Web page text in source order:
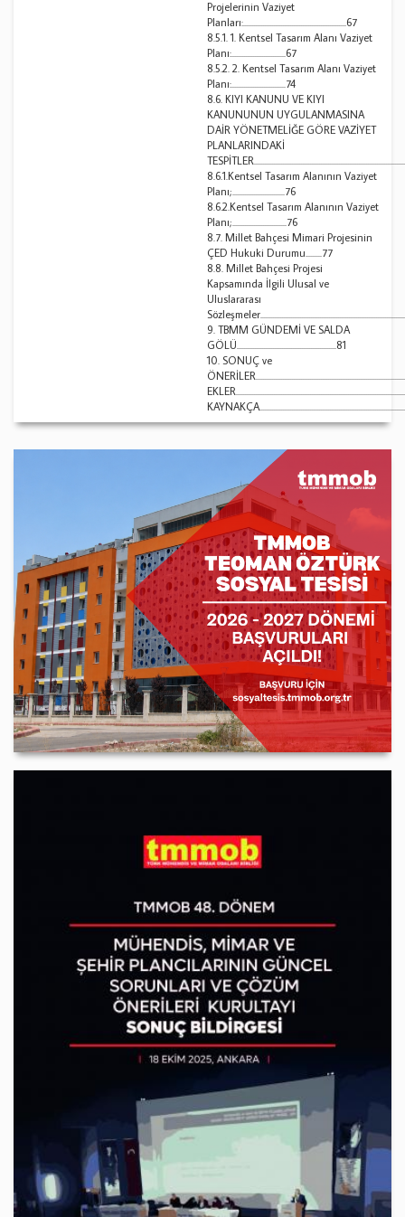
Projelerinin Vaziyet
Planları:.........................................................67
8.5.1. 1. Kentsel Tasarım Alanı Vaziyet
Planı:..............................67
8.5.2. 2. Kentsel Tasarım Alanı Vaziyet
Planı:..............................74
8.6. KIYI KANUNU VE KIYI
KANUNUNUN UYGULANMASINA
DAİR YÖNETMELİĞE GÖRE VAZİYET
PLANLARINDAKİ
8.6.1.Kentsel Tasarım Alanının Vaziyet
Planı;.............................76
8.6.2.Kentsel Tasarım Alanının Vaziyet
Planı;..............................76
8.7. Millet Bahçesi Mimari Projesinin
ÇED Hukuki Durumu.........77
8.8. Millet Bahçesi Projesi
Kapsamında İlgili Ulusal ve
Uluslararası
9. TBMM GÜNDEMİ VE SALDA
GÖLÜ.......................................................81
10. SONUÇ ve